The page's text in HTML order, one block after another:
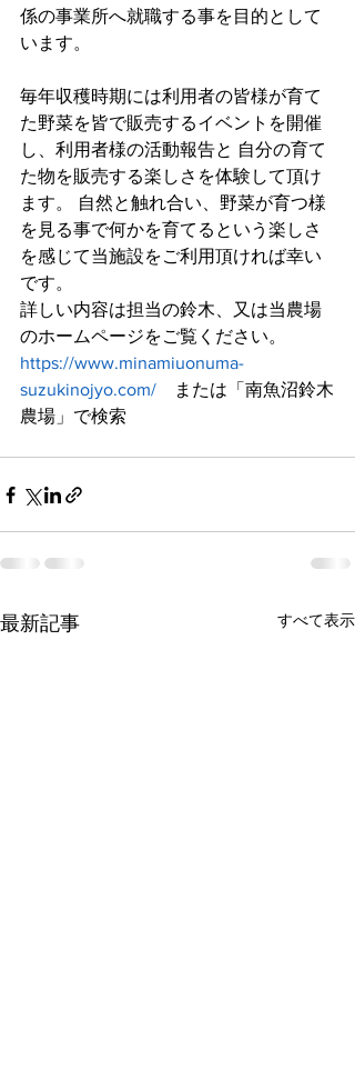
係の事業所へ就職する事を目的として
います。
毎年収穫時期には利用者の皆様が育て
た野菜を皆で販売するイベントを開催
し、利用者様の活動報告と 自分の育て
た物を販売する楽しさを体験して頂け
ます。 自然と触れ合い、野菜が育つ様
を見る事で何かを育てるという楽しさ
を感じて当施設をご利用頂ければ幸い
です。
詳しい内容は担当の鈴木、又は当農場
のホームページをご覧ください。
https://www.minamiuonuma-
suzukinojyo.com/ または「南魚沼鈴木
農場」で検索
最新記事 すべて表示